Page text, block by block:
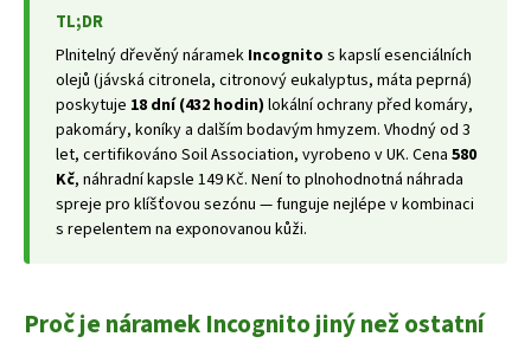
TL;DR
Plnitelný dřevěný náramek Incognito s kapslí esenciálních
olejů (jávská citronela, citronový eukalyptus, máta peprná)
poskytuje 18 dní (432 hodin) lokální ochrany před komáry,
pakomáry, koníky a dalším bodavým hmyzem. Vhodný od 3
let, certifikováno Soil Association, vyrobeno v UK. Cena 580
Kč, náhradní kapsle 149 Kč. Není to plnohodnotná náhrada
spreje pro klíšťovou sezónu — funguje nejlépe v kombinaci
s repelentem na exponovanou kůži.
Proč je náramek Incognito jiný než ostatní